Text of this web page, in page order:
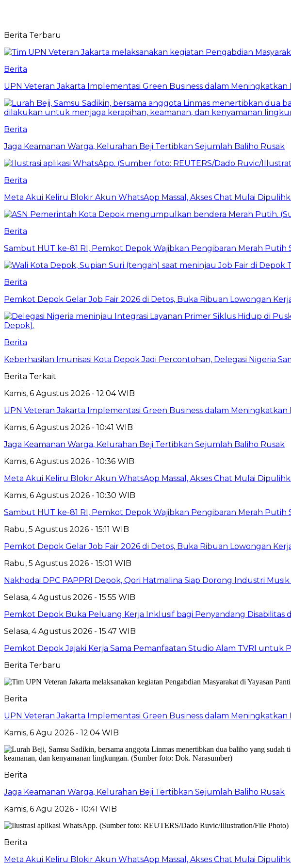
Berita Terbaru
Berita
UPN Veteran Jakarta Implementasi Green Business dalam
Berita
Jaga Keamanan Warga, Kelurahan Beji Tertibkan Sejumlah Baliho Rusak
Berita
Meta Akui Keliru Blokir Akun WhatsApp Massal, Akses Chat Mulai
Berita
Sambut HUT ke-81 RI, Pemkot Depok Wajibkan Pengibaran Merah Putih
Berita
Pemkot Depok Gelar Job Fair 2026 di Detos, Buka Ribuan Lowongan
Berita
Keberhasilan Imunisasi Kota Depok Jadi Percontohan, Delegasi Nigeria
Berita Terkait
Kamis, 6 Agustus 2026 - 12:04 WIB
UPN Veteran Jakarta Implementasi Green Business dalam
Kamis, 6 Agustus 2026 - 10:41 WIB
Jaga Keamanan Warga, Kelurahan Beji Tertibkan Sejumlah Baliho Rusak
Kamis, 6 Agustus 2026 - 10:36 WIB
Meta Akui Keliru Blokir Akun WhatsApp Massal, Akses Chat Mulai
Kamis, 6 Agustus 2026 - 10:30 WIB
Sambut HUT ke-81 RI, Pemkot Depok Wajibkan Pengibaran Merah Putih
Rabu, 5 Agustus 2026 - 15:11 WIB
Pemkot Depok Gelar Job Fair 2026 di Detos, Buka Ribuan Lowongan
Rabu, 5 Agustus 2026 - 15:01 WIB
Nakhodai DPC PAPPRI Depok, Qori Hatmalina Siap Dorong Industri
Selasa, 4 Agustus 2026 - 15:55 WIB
Pemkot Depok Buka Peluang Kerja Inklusif bagi Penyandang Disabilitas
Selasa, 4 Agustus 2026 - 15:47 WIB
Pemkot Depok Jajaki Kerja Sama Pemanfaatan Studio Alam TVRI untuk
Berita Terbaru
Berita
UPN Veteran Jakarta Implementasi Green Business dalam
Kamis, 6 Agu 2026 - 12:04 WIB
Berita
Jaga Keamanan Warga, Kelurahan Beji Tertibkan Sejumlah Baliho Rusak
Kamis, 6 Agu 2026 - 10:41 WIB
Berita
Meta Akui Keliru Blokir Akun WhatsApp Massal, Akses Chat Mulai